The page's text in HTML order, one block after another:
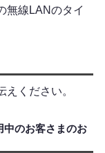
無線LANのタイ
ください。
中のお客さまのお